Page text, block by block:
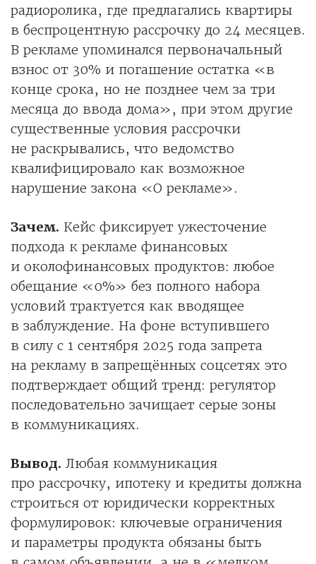
радиоролика, где предлагались квартиры
в беспроцентную рассрочку до 24 месяцев.
В рекламе упоминался первоначальный
взнос от 30% и погашение остатка «в
конце срока, но не позднее чем за три
месяца до ввода дома», при этом другие
существенные условия рассрочки
не раскрывались, что ведомство
квалифицировало как возможное
нарушение закона «О рекламе».
Зачем. Кейс фиксирует ужесточение
подхода к рекламе финансовых
и околофинансовых продуктов: любое
обещание «0%» без полного набора
условий трактуется как вводящее
в заблуждение. На фоне вступившего
в силу с 1 сентября 2025 года запрета
на рекламу в запрещённых соцсетях это
подтверждает общий тренд: регулятор
последовательно зачищает серые зоны
в коммуникациях.
Вывод. Любая коммуникация
про рассрочку, ипотеку и кредиты должна
строиться от юридически корректных
формулировок: ключевые ограничения
и параметры продукта обязаны быть